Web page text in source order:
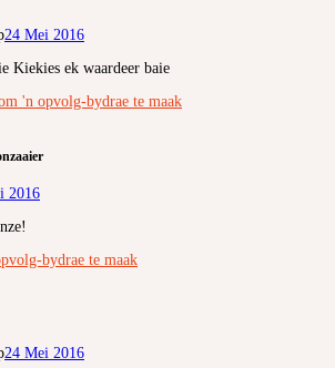
24 Mei 2016
Kiekies ek waardeer baie
'n opvolg-bydrae te maak
2016
bydrae te maak
24 Mei 2016